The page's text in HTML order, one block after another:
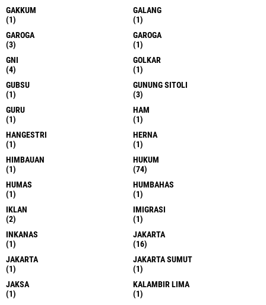
GAKKUM
(1)
GALANG
(1)
GAROGA
(3)
GAROGA
(1)
GNI
(4)
GOLKAR
(1)
GUBSU
(1)
GUNUNG SITOLI
(3)
GURU
(1)
HAM
(1)
HANGESTRI
(1)
HERNA
(1)
HIMBAUAN
(1)
HUKUM
(74)
HUMAS
(1)
HUMBAHAS
(1)
IKLAN
(2)
IMIGRASI
(1)
INKANAS
(1)
JAKARTA
(16)
JAKARTA
(1)
JAKARTA SUMUT
(1)
JAKSA
(1)
KALAMBIR LIMA
(1)